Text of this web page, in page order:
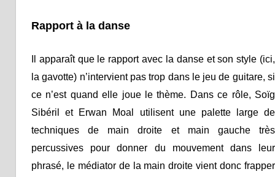
Rapport à la danse
Il apparaît que le rapport avec la danse et son style (ici,
la gavotte) n’intervient pas trop dans le jeu de guitare, si
ce n’est quand elle joue le thème. Dans ce rôle, Soïg
Sibéril et Erwan Moal utilisent une palette large de
techniques de main droite et main gauche très
percussives pour donner du mouvement dans leur
phrasé, le médiator de la main droite vient donc frapper